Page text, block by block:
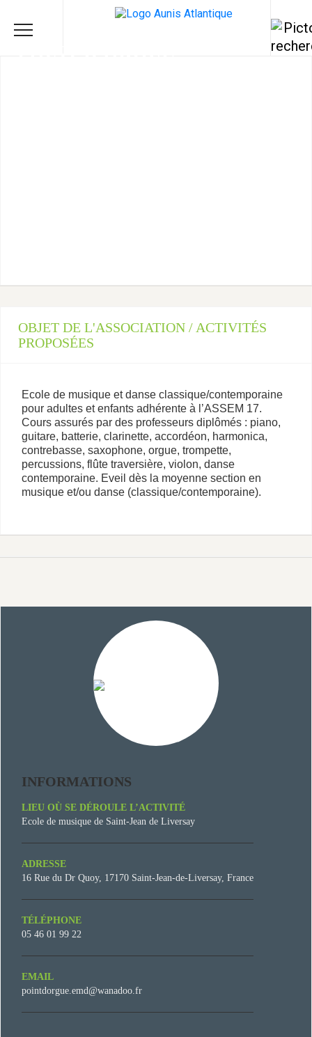
OBJET DE L'ASSOCIATION / ACTIVITÉS
PROPOSÉES
Ecole de musique et danse classique/contemporaine
pour adultes et enfants adhérente à l’ASSEM 17.
Cours assurés par des professeurs diplômés : piano,
guitare, batterie, clarinette, accordéon, harmonica,
contrebasse, saxophone, orgue, trompette,
percussions, flûte traversière, violon, danse
contemporaine. Eveil dès la moyenne section en
musique et/ou danse (classique/contemporaine).
INFORMATIONS
LIEU OÙ SE DÉROULE L’ACTIVITÉ
Ecole de musique de Saint-Jean de Liversay
ADRESSE
16 Rue du Dr Quoy, 17170 Saint-Jean-de-Liversay, France
TÉLÉPHONE
05 46 01 99 22
EMAIL
pointdorgue.emd@wanadoo.fr